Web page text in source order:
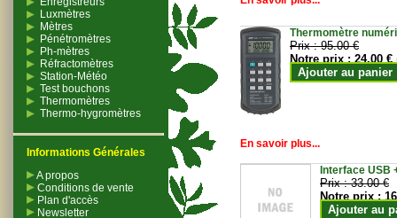
Luxmètres
Mètres
Pénétromètres
Ph-mètres
Réfractomètres
Station-Météo
Test bouchons
Thermomètres
Thermo-hygromètres
Informations Générales
A propos
Conditions de vente
Plan d'accès
Newsletter
Thermomètre
Prix :95.00 €
Notre prix :24.00 €
Ajouter au panier
En savoir plus...
Interface USB
Prix :33.00 €
Notre prix :
Ajouter au